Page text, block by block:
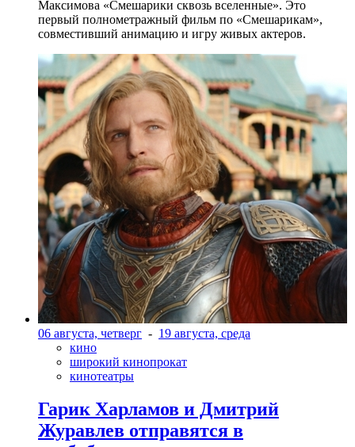
Максимова «Смешарики сквозь вселенные». Это
первый полнометражный фильм по «Смешарикам»,
совместивший анимацию и игру живых актеров.
06 августа, четверг - 19 августа, среда
кино
широкий кинопрокат
кинотеатры
Гарик Харламов и Дмитрий
Журавлев отправятся в